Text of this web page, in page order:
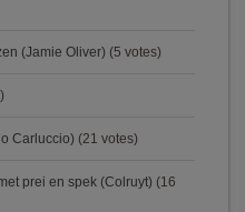
(Jamie Oliver) (5 votes)
Carluccio) (21 votes)
prei en spek (Colruyt) (16